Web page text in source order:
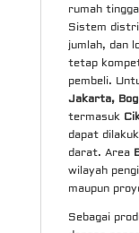
rumah
Sistem
jumlah, dan
tetap
pembeli.
Jakarta,
termasuk
dapat
darat. Area
wilayah
maupun
Sebagai